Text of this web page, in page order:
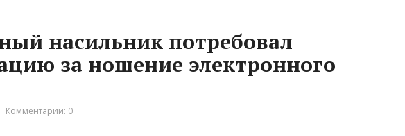
насильник потребовал
за ношение электронного
Комментарии: 0